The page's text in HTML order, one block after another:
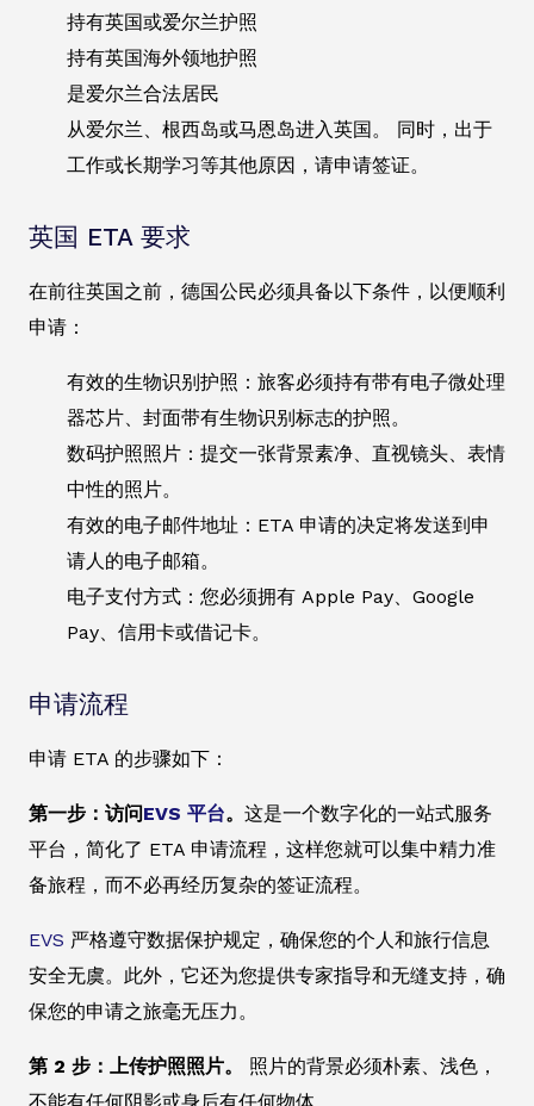
持有英国或爱尔兰护照
持有英国海外领地护照
是爱尔兰合法居民
从爱尔兰、根西岛或马恩岛进入英国。 同时，出于
工作或长期学习等其他原因，请申请签证。
英国 ETA 要求
在前往英国之前，德国公民必须具备以下条件，以便顺利
申请：
有效的生物识别护照：旅客必须持有带有电子微处理
器芯片、封面带有生物识别标志的护照。
数码护照照片：提交一张背景素净、直视镜头、表情
中性的照片。
有效的电子邮件地址：ETA 申请的决定将发送到申
请人的电子邮箱。
电子支付方式：您必须拥有 Apple Pay、Google
Pay、信用卡或借记卡。
申请流程
申请 ETA 的步骤如下：
第一步：访问EVS 平台。 这是一个数字化的一站式服务
平台，简化了 ETA 申请流程，这样您就可以集中精力准
备旅程，而不必再经历复杂的签证流程。
EVS 严格遵守数据保护规定，确保您的个人和旅行信息
安全无虞。此外，它还为您提供专家指导和无缝支持，确
保您的申请之旅毫无压力。
第 2 步：上传护照照片。 照片的背景必须朴素、浅色，